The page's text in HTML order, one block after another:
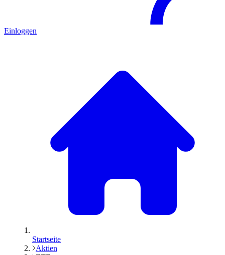
Einloggen
Startseite
Aktien